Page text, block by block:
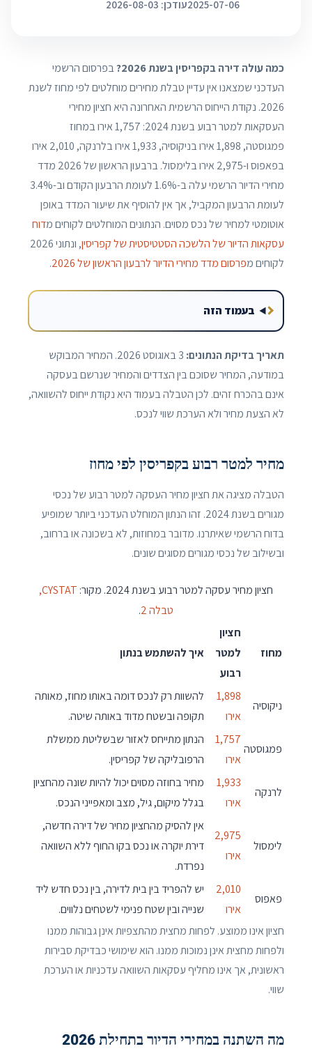
2025-07-06עודכן: 2026-08-03
כמה עולה דירה בקפריסין בשנת 2026?
בפרסום הרשמי
העדכני שמצאנו אין עדיין טבלת מחירים מוחלטים לפי מחוז לשנת
2026. נקודת הייחוס הרשמית האחרונה היא חציון מחירי
העסקאות למטר רבוע בשנת 2024: 1,757 אירו במחוז
פמגוסטה, 1,898 אירו בניקוסיה, 1,933 אירו בלרנקה, 2,010 אירו
בפאפוס ו-2,975 אירו בלימסול. ברבעון הראשון של 2026 מדד
מחירי הדיור הרשמי עלה ב-1.6% לעומת הרבעון הקודם וב-3.4%
לעומת הרבעון המקביל, אך אין להוסיף את שיעור המדד באופן
אוטומטי למחיר של נכס מסוים. הנתונים המוחלטים לקוחים מדוח
עסקאות הדיור של הלשכה הסטטיסטית של קפריסין
, ונתוני 2026
לקוחים מפרסום מדד מחירי הדיור לרבעון הראשון של 2026 .
בעמוד הזה
תאריך בדיקת הנתונים: 3 באוגוסט 2026
. המחיר המבוקש
במודעה, המחיר שסוכם בין הצדדים והמחיר שנרשם בעסקה
אינם בהכרח זהים. לכן הטבלה בעמוד היא נקודת ייחוס להשוואה,
לא הצעת מחיר ולא הערכת שווי לנכס.
מחיר למטר רבוע בקפריסין לפי מחוז
הטבלה מציגה את חציון מחיר העסקה למטר רבוע של נכסי
מגורים בשנת 2024. זהו הנתון המוחלט העדכני ביותר שמופיע
בדוח הרשמי שאיתרנו. מדובר במחוזות, לא בשכונה או ברחוב,
ובשילוב של נכסי מגורים מסוגים שונים.
חציון מחיר עסקה למטר רבוע בשנת 2024. מקור:
CYSTAT,
טבלה 2
.
מחוז
חציון
למטר
רבוע
איך להשתמש בנתון
ניקוסיה
1,898
אירו
להשוות רק לנכס דומה באותו מחוז, מאותה
תקופה ובשטח מדוד באותה שיטה.
פמגוסטה
1,757
אירו
הנתון מתייחס לאזור שבשליטת ממשלת
הרפובליקה של קפריסין.
לרנקה
1,933
אירו
מחיר בחוזה מסוים יכול להיות שונה מהחציון
בגלל מיקום, גיל, מצב ומאפייני הנכס.
לימסול
2,975
אירו
אין להסיק מהחציון מחיר של דירה חדשה,
דירת יוקרה או נכס בקו החוף ללא השוואה
נפרדת.
פאפוס
2,010
אירו
יש להפריד בין בית לדירה, בין נכס חדש ליד
שנייה ובין שטח פנימי לשטחים נלווים.
חציון אינו ממוצע. לפחות מחצית מהתצפיות אינן גבוהות ממנו
ולפחות מחצית אינן נמוכות ממנו. הוא שימושי כבדיקת סבירות
ראשונית, אך אינו מחליף עסקאות השוואה עדכניות או הערכת
שווי.
מה השתנה במחירי הדיור בתחילת 2026